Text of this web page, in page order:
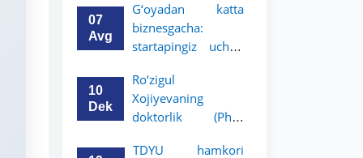
aylantiring!
07
Avg
G‘oyadan katta
biznesgacha:
startapingiz uchun
imkoniyat!
10
Dek
Ro‘zigul
Xojiyevaning
doktorlik (PhD)
himoyasi bo‘lib
TDYU hamkori